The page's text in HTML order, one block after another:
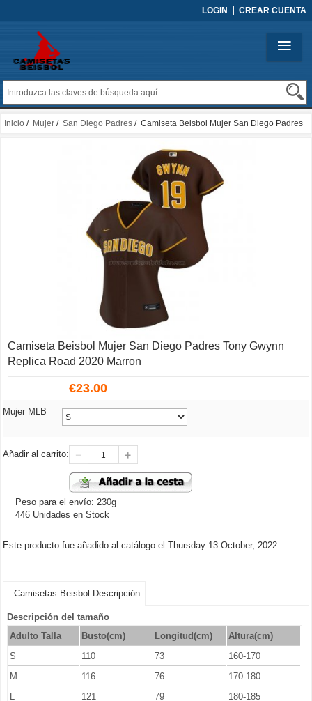
LOGIN CREAR CUENTA
Inicio / Mujer / San Diego Padres / Camiseta Beisbol Mujer San Diego Padres
Camiseta Beisbol Mujer San Diego Padres Tony Gwynn
Replica Road 2020 Marron
€23.00
Mujer MLB
Añadir al carrito:
Peso para el envío: 230g
446 Unidades en Stock
Este producto fue añadido al catálogo el Thursday 13 October, 2022.
Camisetas Beisbol Descripción
Descripción del tamaño
Adulto Talla
Busto(cm) Longitud(cm)
Altura(cm)
S
110 73
160-170
M
116 76
170-180
L
121 79
180-185